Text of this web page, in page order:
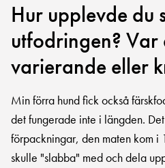
Hur upplevde du
utfodringen? Var
varierande eller
Min förra hund fick också
det fungerade inte i längden.
förpackningar, den maten kom i
skulle "slabba" med och dela